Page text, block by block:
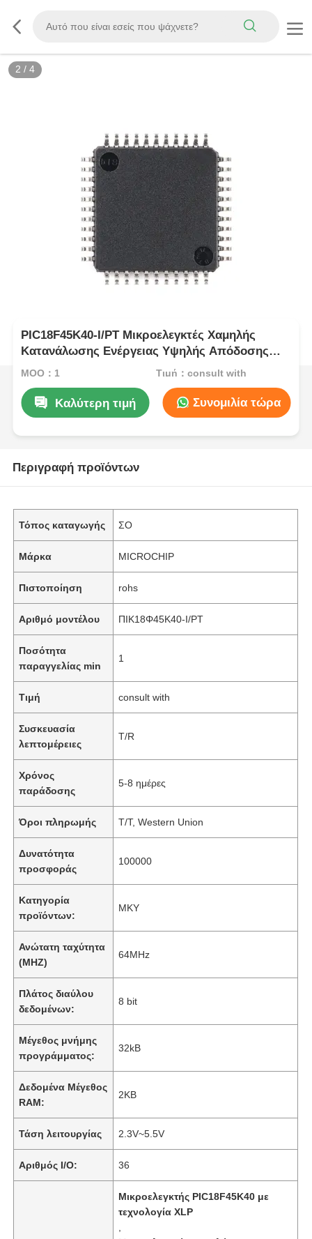
2 / 4
PIC18F45K40-I/PT Μικροελεγκτές Χαμηλής
Κατανάλωσης Ενέργειας Υψηλής Απόδοσης
28/40/44 ακίδων με Τεχνολογία XLP
MOQ：1 Τιμή：consult with
Καλύτερη τιμή Συνομιλία τώρα
Περιγραφή προϊόντων
Τόπος καταγωγής ΣΟ
Μάρκα MICROCHIP
Πιστοποίηση rohs
Αριθμό μοντέλου ΠΙΚ18Φ45Κ40-I/PT
Ποσότητα
παραγγελίας min
1
Τιμή consult with
Συσκευασία
λεπτομέρειες
T/R
Χρόνος
παράδοσης
5-8 ημέρες
Όροι πληρωμής T/T, Western Union
Δυνατότητα
προσφοράς
100000
Κατηγορία
προϊόντων:
ΜΚΥ
Ανώτατη ταχύτητα
(MHZ)
64MHz
Πλάτος διαύλου
δεδομένων:
8 bit
Μέγεθος μνήμης
προγράμματος:
32kB
Δεδομένα Μέγεθος
RAM:
2KB
Τάση λειτουργίας 2.3V~5.5V
Αριθμός I/O: 36
Μικροελεγκτής PIC18F45K40 με
τεχνολογία XLP